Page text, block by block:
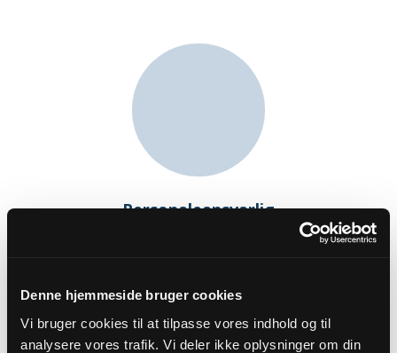
Denne hjemmeside bruger cookies
Vi bruger cookies til at tilpasse vores indhold og til
analysere vores trafik. Vi deler ikke oplysninger om din
Personaleansvarlig
8990 Fårup
Tlf: 86452910/29403884